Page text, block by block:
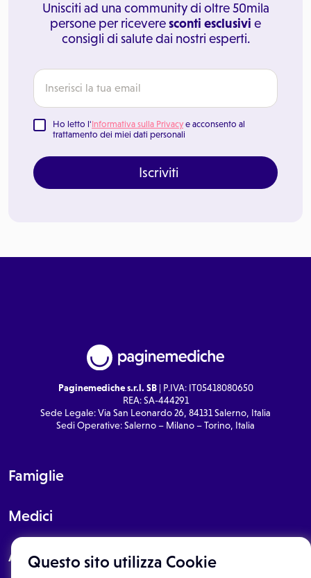
Questo sito utilizza Cookie
Unisciti ad una community di oltre 50mila
persone per riceveresconti esclusivi e
consigli di salute dai nostri esperti.
Ho letto l'Informativa sulla Privacy e acconsento al
trattamento dei miei dati personali
Iscriviti
Paginemediche s.r.l. SB| P.IVA: IT05418080650
REA: SA-444291
Sede Legale: Via San Leonardo 26, 84131 Salerno, Italia
Sedi Operative: Salerno – Milano – Torino, Italia
Famiglie
Medici
About